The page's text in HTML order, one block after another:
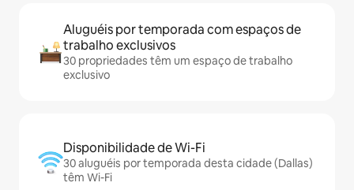
Aluguéis por temporada com espaços de
trabalho exclusivos
30 propriedades têm um espaço de trabalho
exclusivo
Disponibilidade de Wi-Fi
30 aluguéis por temporada desta cidade (Dallas)
têm Wi-Fi